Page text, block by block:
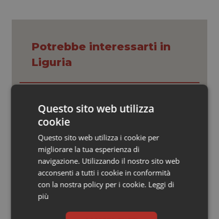
Oncologia & Nutrizione
Quotidiano Cardiologia
Quotidiano Chirurgia
Quotidiano Oncologia
Quotidiano Pediatria
Rene & patologie urogenitali
Potrebbe interessarti in
Liguria
comprendere il presente
Regione Lombardia scrive al ministro
Schillaci: “Gli attuali indicatori non
fotografano la qualità reale del Ssn”
Case di comunità. La sfida ora è
Questo sito web utilizza
cookie
Questo sito web utilizza i cookie per
migliorare la tua esperienza di
navigazione. Utilizzando il nostro sito web
acconsenti a tutti i cookie in conformità
con la nostra policy per i cookie. Leggi di
più